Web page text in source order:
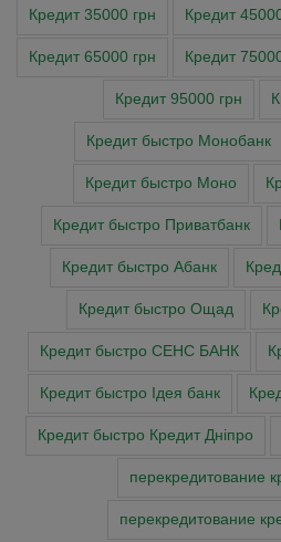
Кредит 35000 грн Кредит
Кредит 65000 грн Кредит
Кредит 95000 грн
Кредит быстро Монобанк
Кредит быстро Моно
Кредит быстро Приватбанк
Кредит быстро Абанк
Кредит быстро Ощад
Кредит быстро СЕНС БАНК
Кредит быстро Ідея банк
Кредит быстро Кредит Дніпро
перекредитование
перекредитование